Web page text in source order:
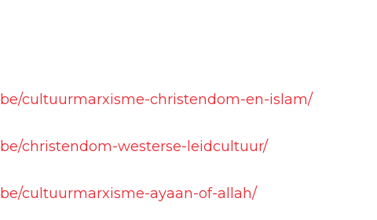
cultuurmarxisme-christendom-en-islam/
christendom-westerse-leidcultuur/
cultuurmarxisme-ayaan-of-allah/